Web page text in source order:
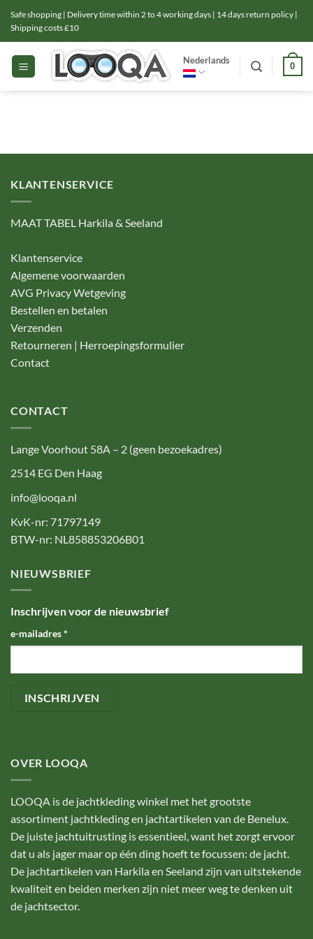
naar
inhoud
Safe shopping | Delivery time within 2 to 4 working days | 14 days return policy |
Shipping costs £10
Nederlands
0
KLANTENSERVICE
MAAT TABEL Harkila & Seeland
Klantenservice
Algemene voorwaarden
AVG Privacy Wetgeving
Bestellen en betalen
Verzenden
Retourneren | Herroepingsformulier
Contact
CONTACT
Lange Voorhout 58A – 2 (geen bezoekadres)
2514 EG Den Haag
info@looqa.nl
KvK-nr: 71797149
BTW-nr: NL858853206B01
NIEUWSBRIEF
Inschrijven voor de nieuwsbrief
e-mailadres*
OVER LOOQA
LOOQA is de jachtkleding winkel met het grootste
assortiment jachtkleding en jachtartikelen van de Benelux.
De juiste jachtuitrusting is essentieel, want het zorgt ervoor
dat u als jager maar op één ding hoeft te focussen: de jacht.
De jachtartikelen van Harkila en Seeland zijn van uitstekende
kwaliteit en beiden merken zijn niet meer weg te denken uit
de jachtsector.